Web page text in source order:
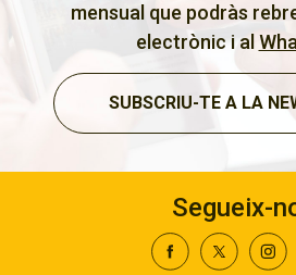
mensual que podràs
electrònic i al
SUBSCRIU-TE A LA
Segueix-